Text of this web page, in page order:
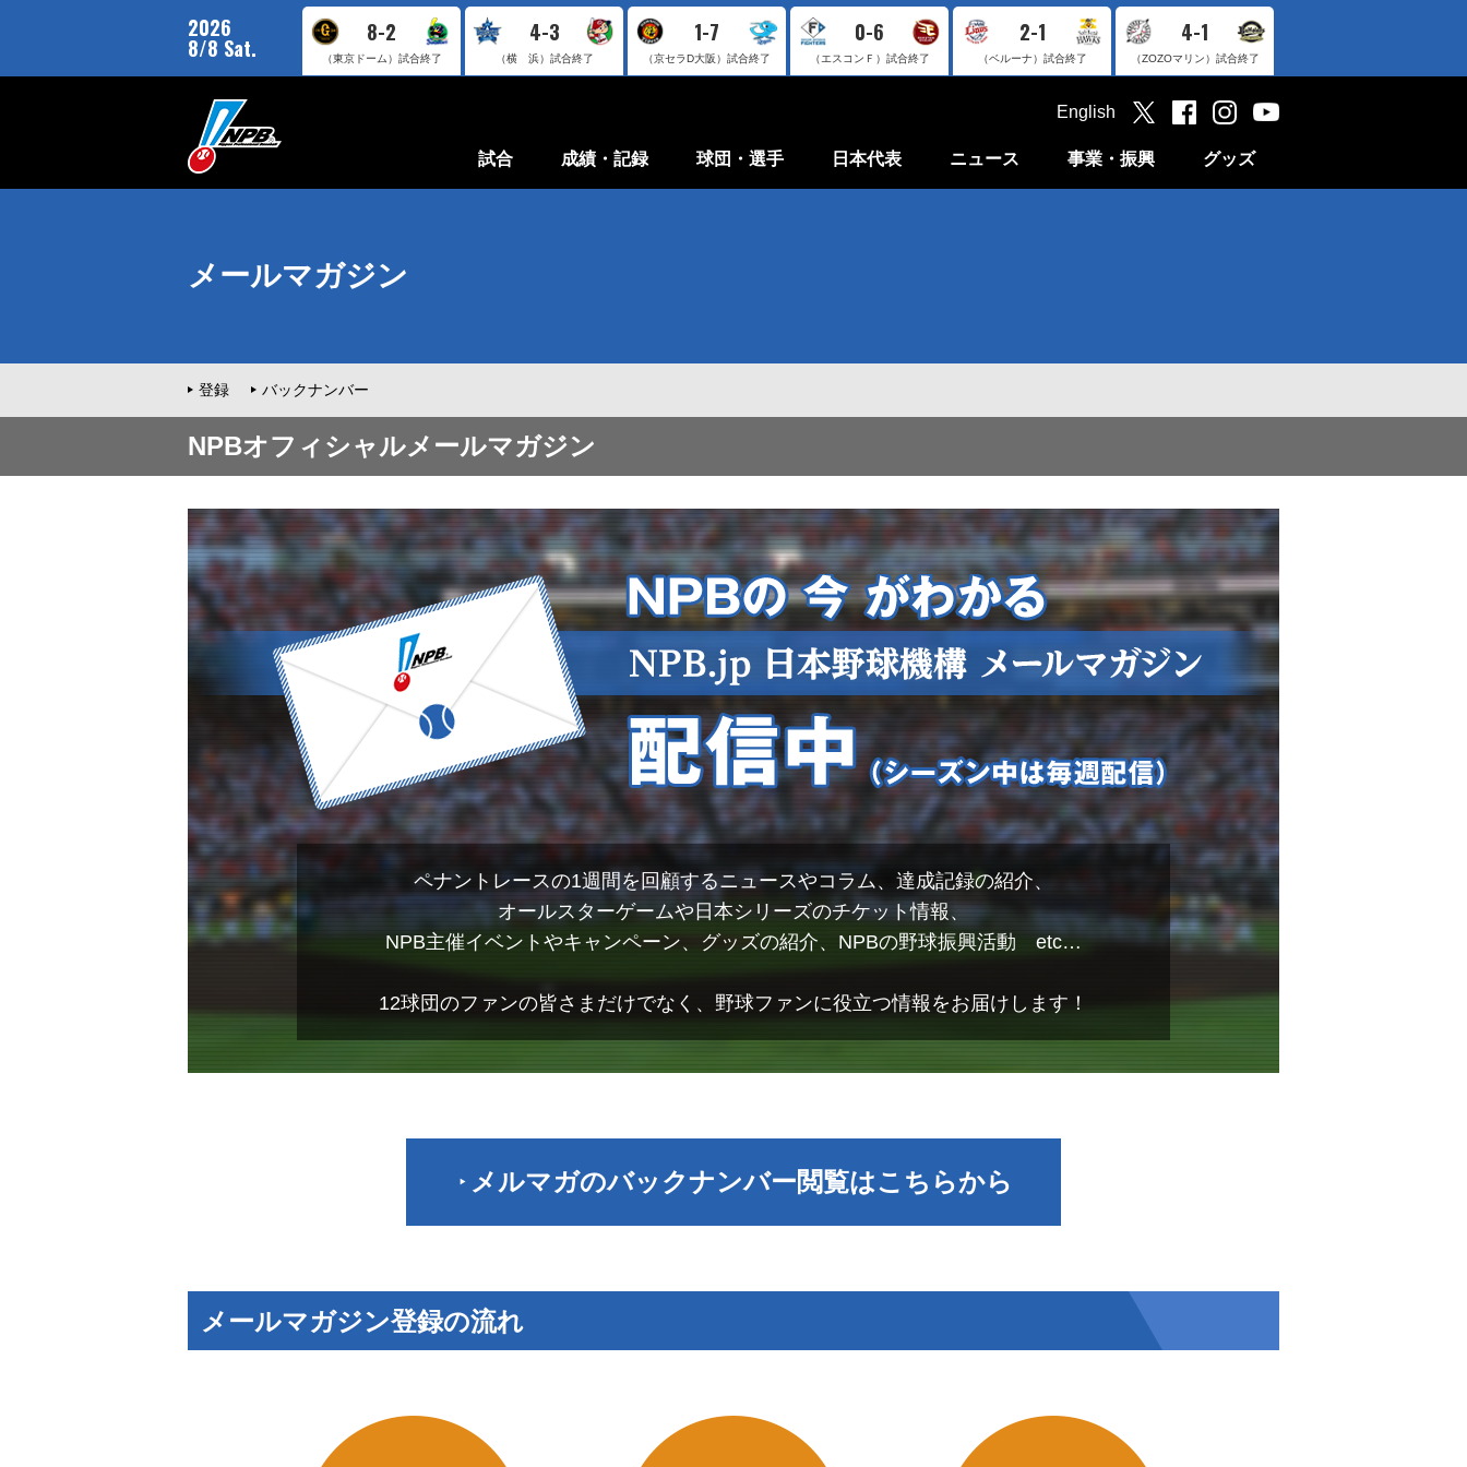
2026
8/8 Sat.
8-2
（東京ドーム） 試合終了
4-3
（横 浜） 試合終了
1-7
（京セラD大阪） 試合終了
0-6
（エスコンＦ） 試合終了
2-1
（ベルーナ） 試合終了
4-1
（ZOZOマリン） 試合終了
試合 成績・記録 球団・選手 日本代表 ニュース 事業・振興 グッズ
English
メールマガジン
登録 バックナンバー
NPBオフィシャルメールマガジン
ペナントレースの1週間を回顧するニュースやコラム、達成記録の紹介、
オールスターゲームや日本シリーズのチケット情報、
NPB主催イベントやキャンペーン、グッズの紹介、NPBの野球振興活動 etc…
12球団のファンの皆さまだけでなく、野球ファンに役立つ情報をお届けします！
メルマガのバックナンバー閲覧はこちらから
メールマガジン登録の流れ